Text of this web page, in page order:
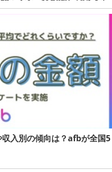
ャッシュバック | マネーの達
入別の傾向は？afbが全国5